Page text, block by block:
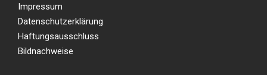
Impressum
Datenschutzerklärung
Haftungsausschluss
Bildnachweise